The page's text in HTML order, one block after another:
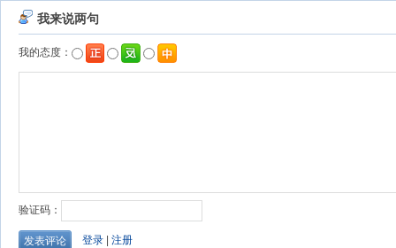
我来说两句
我的态度：
验证码：
登录 注册